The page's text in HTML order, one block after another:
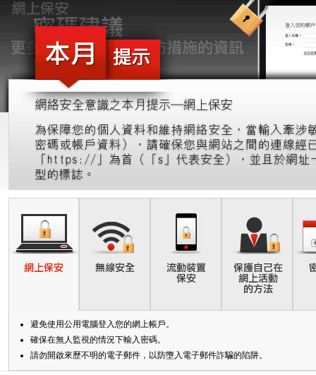
財經日誌
新股上市
媒體訪問
新股快訊
財富管理
認購新股
期貨合約
股票期權
認股證
外匯服務
交易
款項處理
股票處理
光證財富高
流動交易 (eMO!)
報價服務
帳戶
產品
技術支援
表格
光證財富高
eMO! 免費流動交易程式
新客戶專區
聯絡我們
EN 繁 简
避免使用公用電腦登入您的網上帳戶。
確保在無人監視的情況下輸入密碼。
請勿開啟來歷不明的電子郵件，以防墮入電子郵件詐騙的陷阱。